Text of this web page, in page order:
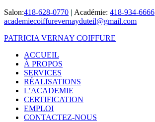
Salon:418-628-0770 | Académie: 418-934-6666
academiecoiffurevernayduteil@gmail.com
PATRICIA VERNAY COIFFURE
ACCUEIL
À PROPOS
SERVICES
RÉALISATIONS
L’ACADEMIE
CERTIFICATION
EMPLOI
CONTACTEZ-NOUS